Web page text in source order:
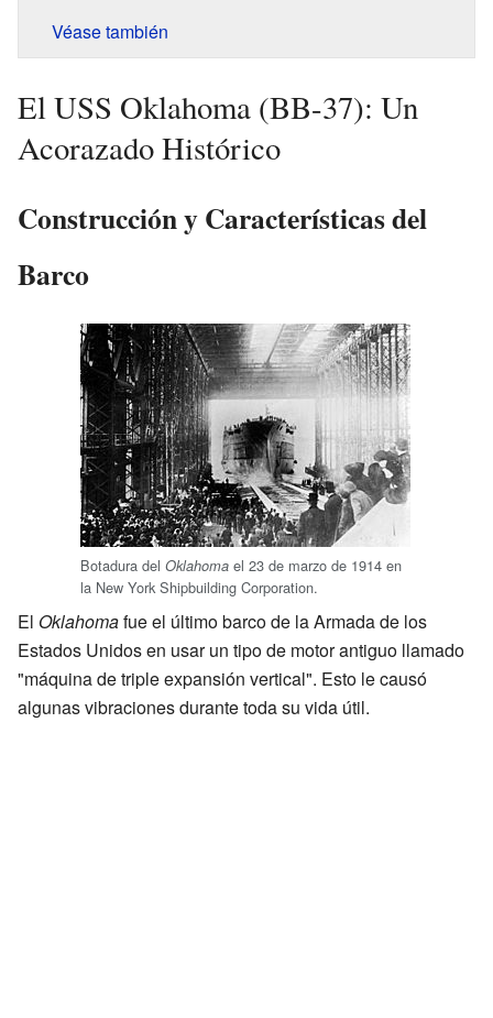
Véase también
El USS Oklahoma (BB-37): Un
Acorazado Histórico
Construcción y Características del
Barco
Botadura del Oklahoma el 23 de marzo de 1914 en
la New York Shipbuilding Corporation.
El Oklahomafue el último barco de la Armada de los
Estados Unidos en usar un tipo de motor antiguo llamado
"máquina de triple expansión vertical". Esto le causó
algunas vibraciones durante toda su vida útil.